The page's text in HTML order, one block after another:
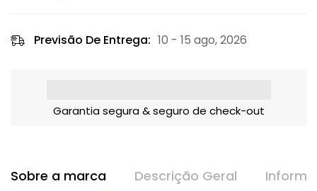
Previsão De Entrega: 10 - 15 ago, 2026
Garantia segura & seguro de check-out
Sobre a marca Descrição Geral